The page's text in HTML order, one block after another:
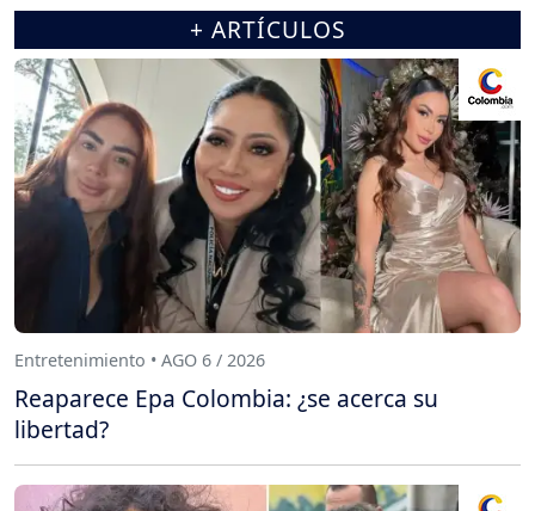
+ ARTÍCULOS
Entretenimiento • AGO 6 / 2026
Reaparece Epa Colombia: ¿se acerca su
libertad?